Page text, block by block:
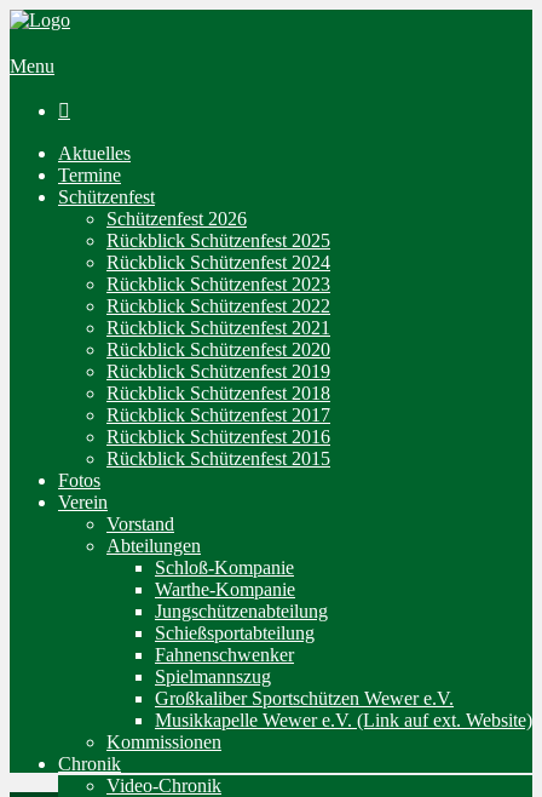
Menu

Aktuelles
Termine
Schützenfest
Schützenfest 2026
Rückblick Schützenfest 2025
Rückblick Schützenfest 2024
Rückblick Schützenfest 2023
Rückblick Schützenfest 2022
Rückblick Schützenfest 2021
Rückblick Schützenfest 2020
Rückblick Schützenfest 2019
Rückblick Schützenfest 2018
Rückblick Schützenfest 2017
Rückblick Schützenfest 2016
Rückblick Schützenfest 2015
Fotos
Verein
Vorstand
Abteilungen
Schloß-Kompanie
Warthe-Kompanie
Jungschützenabteilung
Schießsportabteilung
Fahnenschwenker
Spielmannszug
Großkaliber Sportschützen Wewer e.V.
Musikkapelle Wewer e.V. (Link auf ext. Website)
Kommissionen
Chronik
Video-Chronik